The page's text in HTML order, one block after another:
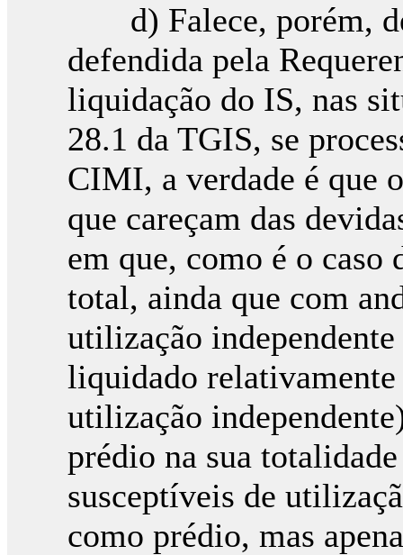
d) Falece, porém, de
defendida pela
liquidação do IS, nas
28.1 da TGIS, se
CIMI, a verdade é que
que careçam das
em que, como é o caso
total, ainda que com
utilização
liquidado relativamente
utilização
prédio na sua
susceptíveis de
como prédio, mas